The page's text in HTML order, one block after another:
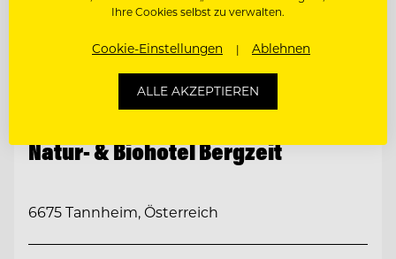
Natur- & Biohotel Bergzeit
6675 Tannheim, Österreich
Ihre Cookies selbst zu verwalten.
Cookie-Einstellungen Ablehnen
ALLE AKZEPTIEREN